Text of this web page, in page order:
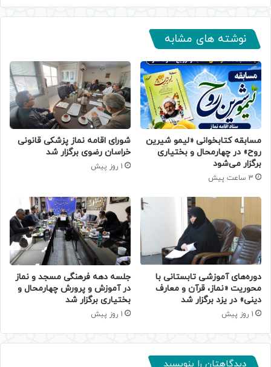
نوشته های مشابه
مسابقه کتابخوانی «لیمو شیرین
روح» در چهارمحال و بختیاری
برگزار می‌شود
3 ساعت پیش
شورای اقامه نماز پزشکی قانونی
خراسان رضوی برگزار شد
1 روز پیش
دوره‌های آموزشی تابستانی با
محوریت «نماز، قرآن و معارف
دینی» در یزد برگزار شد
1 روز پیش
جلسه دهه فرهنگی مسجد و نماز
در آموزش و پرورش چهارمحال و
بختیاری برگزار شد
1 روز پیش
دیدگاهتان را بنویسید